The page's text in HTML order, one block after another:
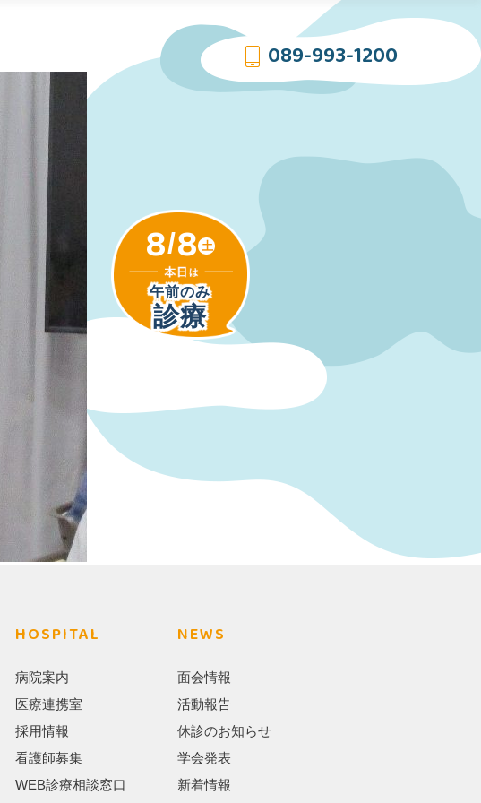
089-993-1200
8/8 土
午前のみ
診療
HOSPITAL
病院案内
医療連携室
採用情報
看護師募集
WEB診療相談窓口
NEWS
面会情報
活動報告
休診のお知らせ
学会発表
新着情報